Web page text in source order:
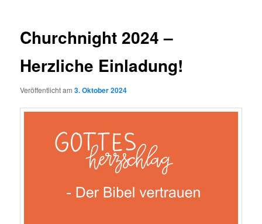
Churchnight 2024 –
Herzliche Einladung!
Veröffentlicht am3. Oktober 2024